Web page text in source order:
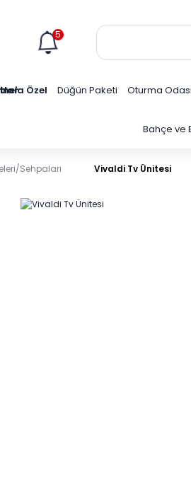
5
Özel Düğün Paketi Oturma Odası
Bahçe ve
Sehpaları Vivaldi Tv Ünitesi